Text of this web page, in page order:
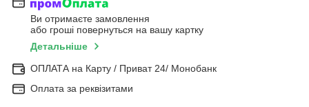
Ви отримаєте замовлення
або гроші повернуться на вашу картку
Детальніше
ОПЛАТА на Карту / Приват 24/ Монобанк
Оплата за реквізитами